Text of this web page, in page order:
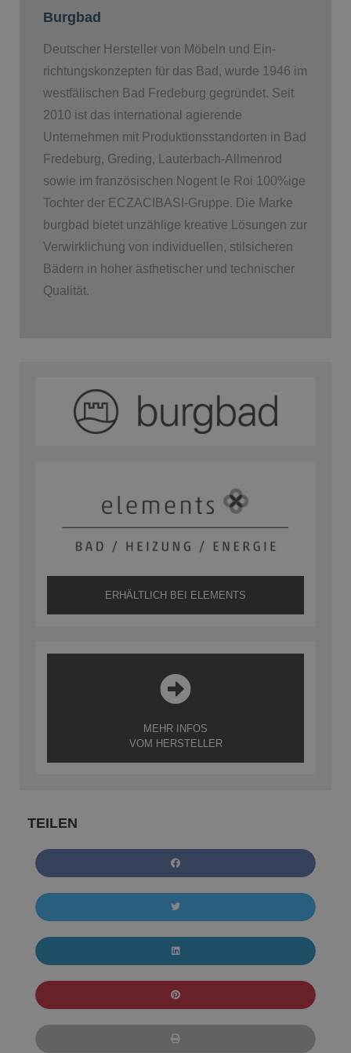
Burgbad
Deutscher Hersteller von Möbeln und Ein­
richtungskonzepten für das Bad, wurde 1946 im
westfälischen Bad Fredeburg gegründet. Seit
2010 ist das international agierende
Unternehmen mit Produktionsstandorten in Bad
Fredeburg, Greding, Lauterbach-Allmenrod
sowie im französischen Nogent le Roi 100%ige
Tochter der ECZACIBASI­-Gruppe. Die Marke
burgbad bietet unzählige kreative Lösungen zur
Verwirklichung von individuellen, stilsicheren
Bädern in hoher ästhetischer und technischer
Qualität.
ERHÄLTLICH BEI ELEMENTS
MEHR INFOS
VOM HERSTELLER
TEILEN